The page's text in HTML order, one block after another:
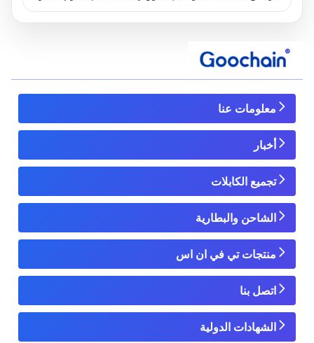
معلومات عنا
أخبار
تجميع الكابلات
الشاحن والبطارية
منتجات تي في ان اس
اتصل بنا
الشهادات الدولية